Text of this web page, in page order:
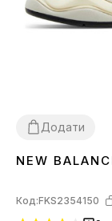
Додати
3637 38394041
NEW
Код:FKS2354150